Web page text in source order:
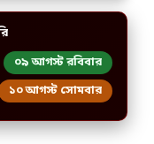
০৯ আগস্ট রবিবার
১০ আগস্ট সোমবার